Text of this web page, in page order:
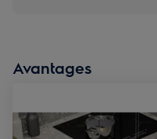
Avantages